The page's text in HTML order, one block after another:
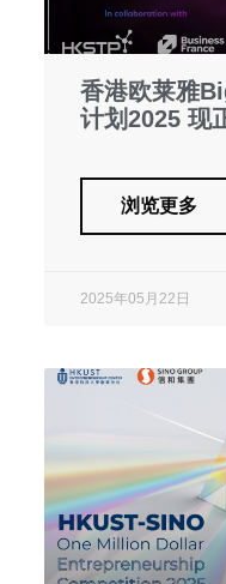
香港欧莱雅
计划2025 现
浏览更多
2025年05月22日